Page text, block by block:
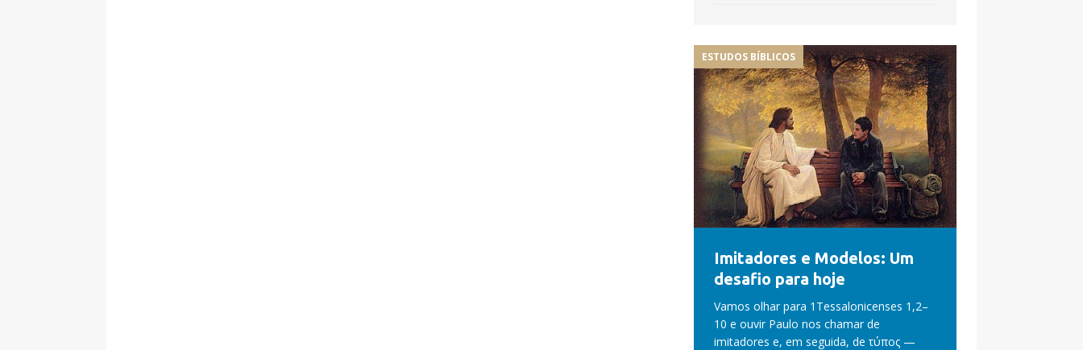
ESTUDOS BÍBLICOS
Imitadores e Modelos: Um
desafio para hoje
Vamos olhar para 1Tessalonicenses 1,2–
10 e ouvir Paulo nos chamar de
imitadores e, em seguida, de τύπος —